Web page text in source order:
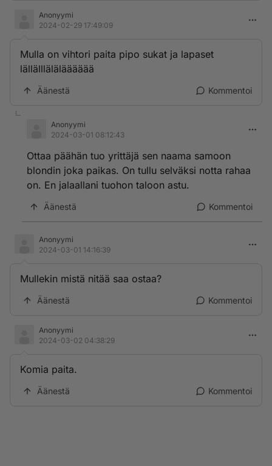
Anonyymi
2024-02-29 17:49:09
Mulla on vihtori paita pipo sukat ja lapaset
lällälllälälääääää
Äänestä Kommentoi
Anonyymi
2024-03-01 08:12:43
Ottaa päähän tuo yrittäjä sen naama samoon
blondin joka paikas. On tullu selväksi notta rahaa
on. En jalaallani tuohon taloon astu.
Äänestä Kommentoi
Anonyymi
2024-03-01 14:16:39
Mullekin mistä nitää saa ostaa?
Äänestä Kommentoi
Anonyymi
2024-03-02 04:38:29
Komia paita.
Äänestä Kommentoi